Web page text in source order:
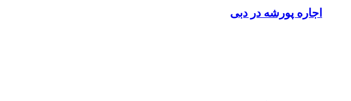
اجاره پورشه در دبی